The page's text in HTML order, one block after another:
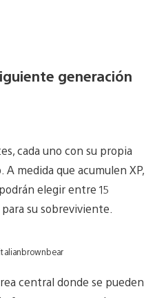
generación
cada uno con su propia
medida que acumulen XP,
elegir entre 15
su sobreviviente.
central donde se pueden